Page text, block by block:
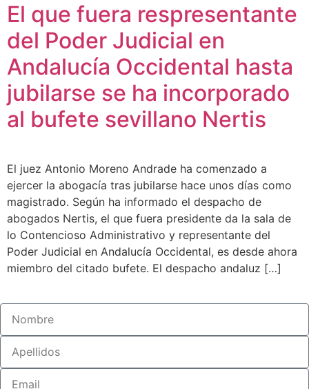
El que fuera respresentante
del Poder Judicial en
Andalucía Occidental hasta
jubilarse se ha incorporado
al bufete sevillano Nertis
El juez Antonio Moreno Andrade ha comenzado a
ejercer la abogacía tras jubilarse hace unos días como
magistrado. Según ha informado el despacho de
abogados Nertis, el que fuera presidente da la sala de
lo Contencioso Administrativo y representante del
Poder Judicial en Andalucía Occidental, es desde ahora
miembro del citado bufete. El despacho andaluz […]